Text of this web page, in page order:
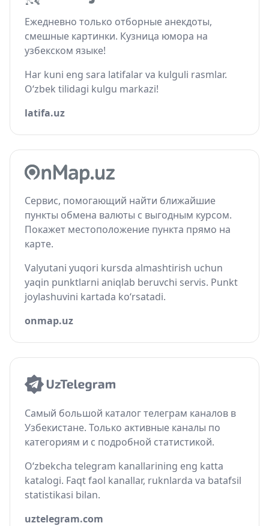
Ежедневно только отборные анекдоты,
смешные картинки. Кузница юмора на
узбекском языке!
Har kuni eng sara latifalar va kulguli rasmlar.
O‘zbek tilidagi kulgu markazi!
latifa.uz
Сервис, помогающий найти ближайшие
пункты обмена валюты с выгодным курсом.
Покажет местоположение пункта прямо на
карте.
Valyutani yuqori kursda almashtirish uchun
yaqin punktlarni aniqlab beruvchi servis. Punkt
joylashuvini kartada ko‘rsatadi.
onmap.uz
Самый большой каталог телеграм каналов в
Узбекистане. Только активные каналы по
категориям и с подробной статистикой.
O‘zbekcha telegram kanallarining eng katta
katalogi. Faqt faol kanallar, ruknlarda va batafsil
statistikasi bilan.
uztelegram.com